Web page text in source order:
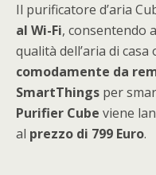
Il purificatore d’aria
al Wi-Fi, consentendo
qualità dell’aria di
comodamente da
SmartThings per
Purifier Cube viene
al prezzo di 799 Euro.